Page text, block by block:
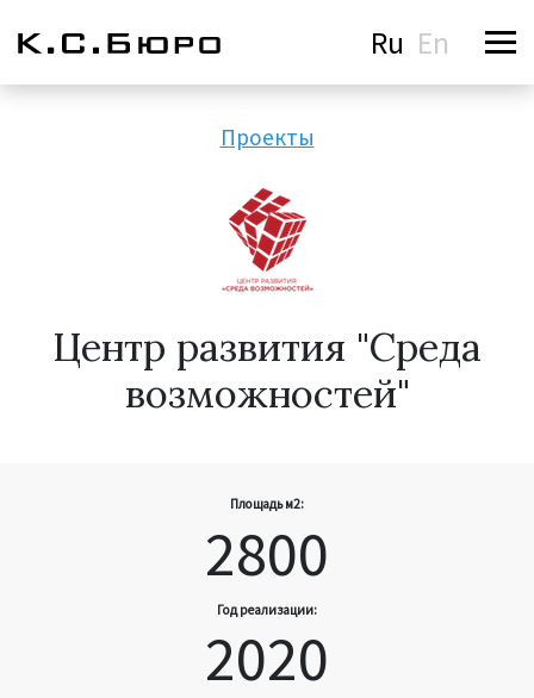
Ru En
Проекты
Центр развития "Среда
возможностей"
Площадь м2:
2800
Год реализации:
2020